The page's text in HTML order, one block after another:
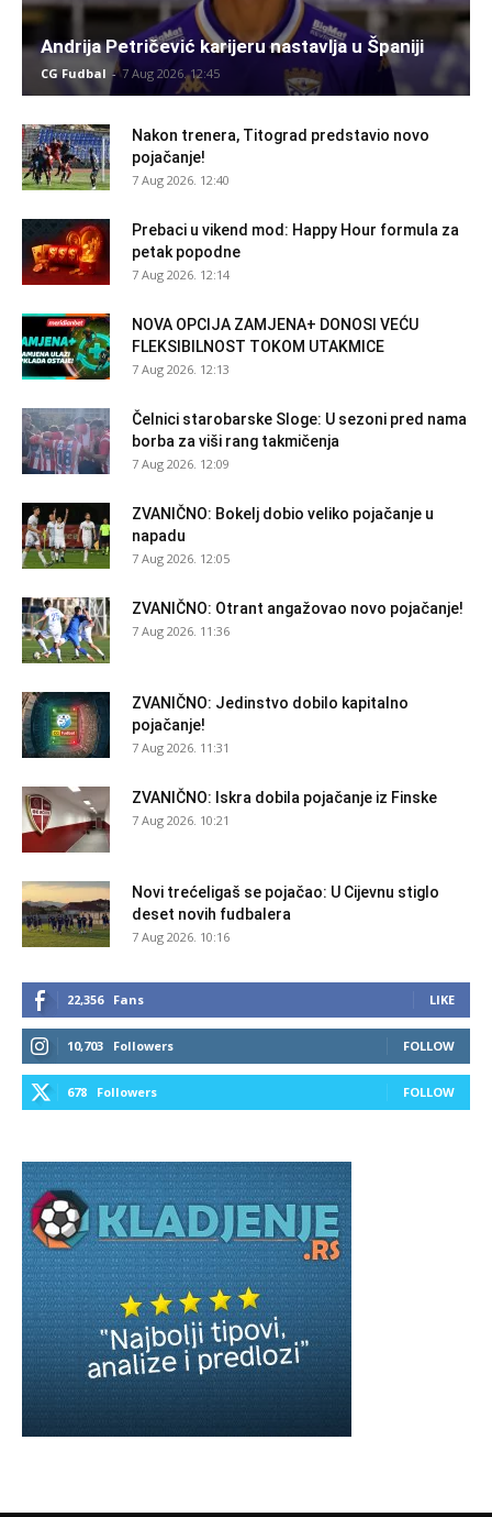
Andrija Petričević karijeru nastavlja u Španiji
CG Fudbal - 7 Aug 2026. 12:45
Nakon trenera, Titograd predstavio novo
pojačanje!
7 Aug 2026. 12:40
Prebaci u vikend mod: Happy Hour formula za
petak popodne
7 Aug 2026. 12:14
NOVA OPCIJA ZAMJENA+ DONOSI VEĆU
FLEKSIBILNOST TOKOM UTAKMICE
7 Aug 2026. 12:13
Čelnici starobarske Sloge: U sezoni pred nama
borba za viši rang takmičenja
7 Aug 2026. 12:09
ZVANIČNO: Bokelj dobio veliko pojačanje u
napadu
7 Aug 2026. 12:05
ZVANIČNO: Otrant angažovao novo pojačanje!
7 Aug 2026. 11:36
ZVANIČNO: Jedinstvo dobilo kapitalno
pojačanje!
7 Aug 2026. 11:31
ZVANIČNO: Iskra dobila pojačanje iz Finske
7 Aug 2026. 10:21
Novi trećeligaš se pojačao: U Cijevnu stiglo
deset novih fudbalera
7 Aug 2026. 10:16
22,356 Fans LIKE
10,703 Followers FOLLOW
678 Followers FOLLOW